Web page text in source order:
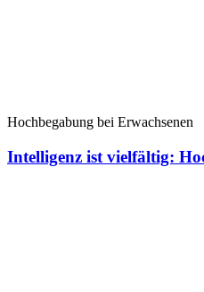
Hochbegabung bei Erwachsenen
Intelligenz ist vielfältig: